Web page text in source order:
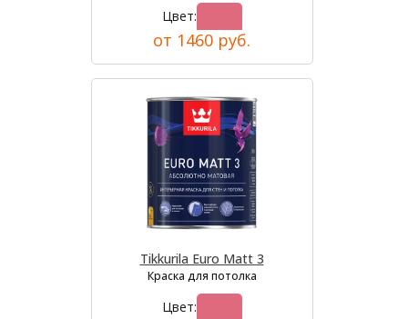
Цвет:
от 1460 руб.
Tikkurila Euro Matt 3
Краска для потолка
Цвет: